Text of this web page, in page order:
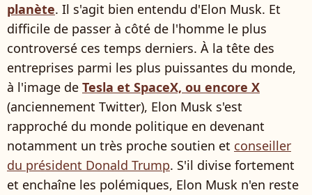
planète. Il s'agit bien entendu d'Elon Musk. Et
difficile de passer à côté de l'homme le plus
controversé ces temps derniers. À la tête des
entreprises parmi les plus puissantes du monde,
à l'image de Tesla et SpaceX, ou encore X
(anciennement Twitter), Elon Musk s'est
rapproché du monde politique en devenant
notamment un très proche soutien et conseiller
du président Donald Trump. S'il divise fortement
et enchaîne les polémiques, Elon Musk n'en reste